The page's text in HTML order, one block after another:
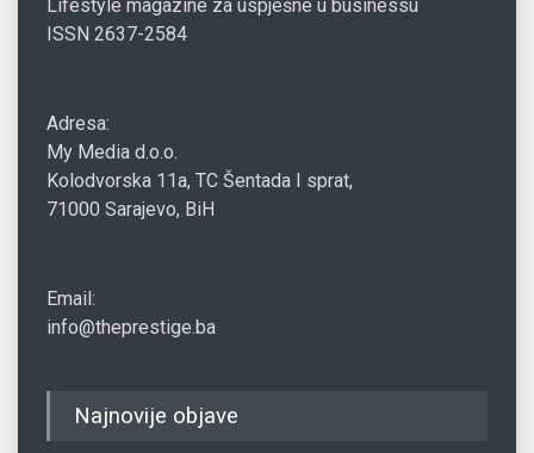
Lifestyle magazine za uspješne u businessu
ISSN 2637-2584
Adresa:
My Media d.o.o.
Kolodvorska 11a, TC Šentada I sprat,
71000 Sarajevo, BiH
Email:
info@theprestige.ba
Najnovije objave